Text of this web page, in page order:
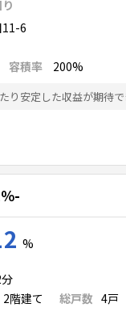
11-6
容積率 200%
-
%
2階建て 総戸数 4戸